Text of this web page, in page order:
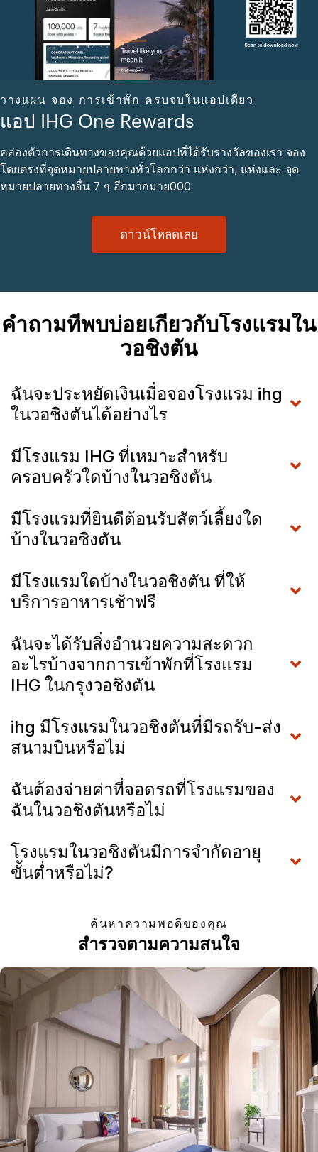
วางแผน จอง การเข้าพัก ครบจบในแอปเดียว
แอป IHG One Rewards
คล่องตัวการเดินทางของคุณด้วยแอปที่ได้รับรางวัลของเรา จอง
โดยตรงที่จุดหมายปลายทางทั่วโลกกว่า แห่งกว่า, แห่งและ จุด
หมายปลายทางอื่น 7 ๆ อีกมากมาย000
ดาวน์โหลดเลย
คำถามที่พบบ่อยเกี่ยวกับโรงแรมใน
วอชิงตัน
ฉันจะประหยัดเงินเมื่อจองโรงแรม ihg
ในวอชิงตันได้อย่างไร
มีโรงแรม IHG ที่เหมาะสำหรับ
ครอบครัวใดบ้างในวอชิงตัน
มีโรงแรมที่ยินดีต้อนรับสัตว์เลี้ยงใด
บ้างในวอชิงตัน
มีโรงแรมใดบ้างในวอชิงตัน ที่ให้
บริการอาหารเช้าฟรี
ฉันจะได้รับสิ่งอำนวยความสะดวก
อะไรบ้างจากการเข้าพักที่โรงแรม
IHG ในกรุงวอชิงตัน
ihg มีโรงแรมในวอชิงตันที่มีรถรับ-ส่ง
สนามบินหรือไม่
ฉันต้องจ่ายค่าที่จอดรถที่โรงแรมของ
ฉันในวอชิงตันหรือไม่
โรงแรมในวอชิงตันมีการจำกัดอายุ
ขั้นต่ำหรือไม่?
ค้นหาความพอดีของคุณ
สำรวจตามความสนใจ